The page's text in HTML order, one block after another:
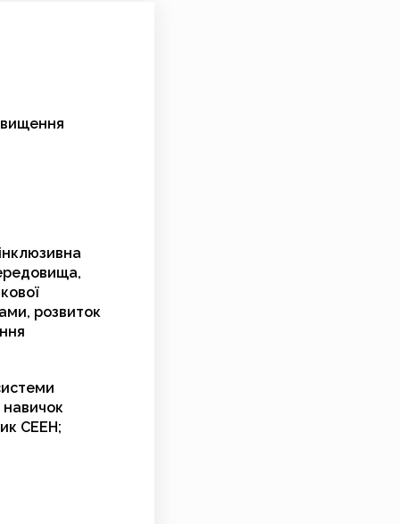
розвиток
навичок
СЕЕН;